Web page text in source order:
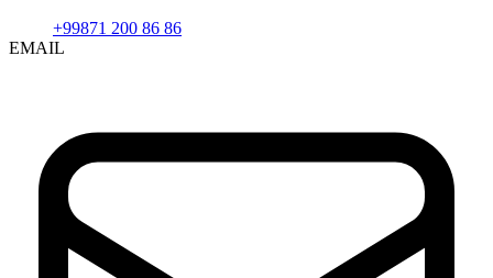
+99871 200 86 86
EMAIL